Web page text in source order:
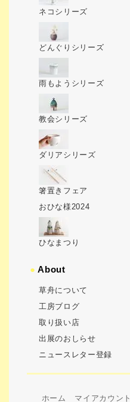
ネコシリーズ
どんぐりシリーズ
雨もようシリーズ
教会シリーズ
ダリアシリーズ
箸置きフェア
おひな様2024
ひなまつり
●About
草舟について
工房ブログ
取り扱い店
出展のおしらせ
ニュースレター登録
ホーム マイアカウント